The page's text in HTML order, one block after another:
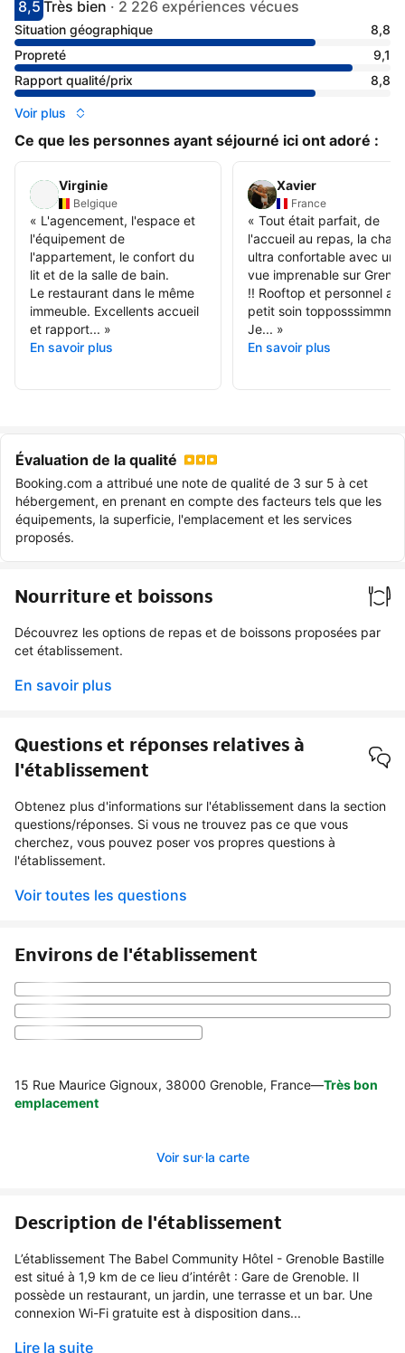
Avec une note de 8.5
8,5
très bienTrès bien · 2 226 expériences vécues
Situation géographique
8,8
Propreté
9,1
Rapport qualité/prix
8,8
Voir plus
Ce que les personnes ayant séjourné ici ont adoré :
Virginie
Belgique
« L'agencement, l'espace et
l'équipement de
l'appartement, le confort du
lit et de la salle de bain.
Le restaurant dans le même
immeuble. Excellents accueil
et rapport... »
En savoir plus
Xavier
France
« Tout était parfait, de
l'accueil au repas, la
ultra confortable avec une
vue imprenable sur
!! Rooftop et personnel au
petit soin
Je... »
En savoir plus
Évaluation de la qualité
Booking.com a attribué une note de qualité de 3 sur 5 à cet
hébergement, en prenant en compte des facteurs tels que les
équipements, la superficie, l'emplacement et les services
proposés.
Nourriture et boissons
Découvrez les options de repas et de boissons proposées par
cet établissement.
En savoir plus
Questions et réponses relatives à
l'établissement
Obtenez plus d'informations sur l'établissement dans la section
questions/réponses. Si vous ne trouvez pas ce que vous
cherchez, vous pouvez poser vos propres questions à
l'établissement.
Voir toutes les questions
Environs de l'établissement
15 Rue Maurice Gignoux, 38000 Grenoble, France—Très bon
emplacement
Voir sur la carte
Description de l'établissement
L’établissement The Babel Community Hôtel - Grenoble Bastille
est situé à 1,9 km de ce lieu d’intérêt : Gare de Grenoble. Il
possède un restaurant, un jardin, une terrasse et un bar. Une
connexion Wi-Fi gratuite est à disposition dans...
Lire la suite